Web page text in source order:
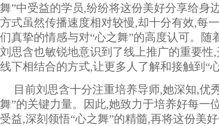
舞”中受益的学员,纷纷将这份美好分享给身
方式虽然传播速度相对较慢,却十分有效,每
们真挚的情感与对“心之舞”的高度认可。随
刘思含也敏锐地意识到了线上推广的重要性
线下相结合的方式,让更多人了解和接触到“
目前刘思含十分注重培养导师,她深知,优
舞”的关键力量。因此,她致力于培养好每一
受益,深刻领悟“心之舞”的精髓,再将这份美